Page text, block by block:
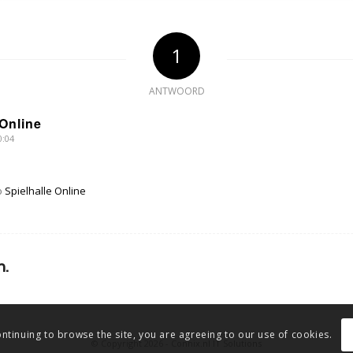
1
ANTWOORD
Spielhalle Online
© Copyright Connix.nl IT Solutions
to browse the site, you are agreeing to our use of cookies.